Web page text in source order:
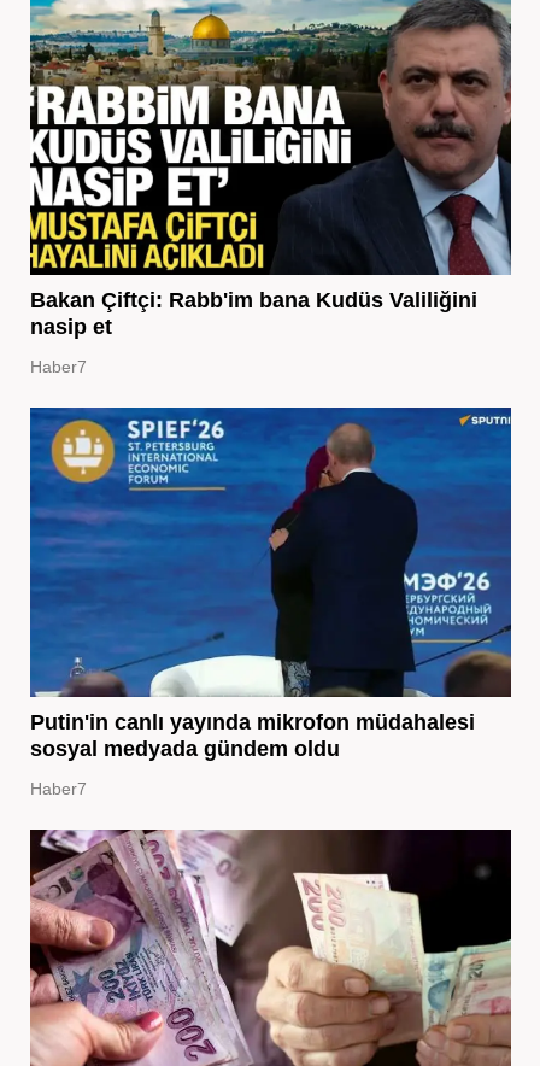
Bakan Çiftçi: Rabb'im bana Kudüs Valiliğini
nasip et
Haber7
Putin'in canlı yayında mikrofon müdahalesi
sosyal medyada gündem oldu
Haber7